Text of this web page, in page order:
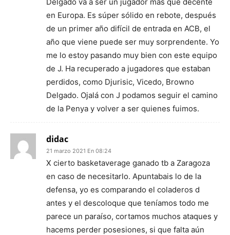
en Europa. Es súper sólido en rebote, después
de un primer año difícil de entrada en ACB, el
año que viene puede ser muy sorprendente. Yo
me lo estoy pasando muy bien con este equipo
de J. Ha recuperado a jugadores que estaban
perdidos, como Djurisic, Vicedo, Browno
Delgado. Ojalá con J podamos seguir el camino
de la Penya y volver a ser quienes fuimos.
didac
21 marzo 2021 En 08:24
X cierto basketaverage ganado tb a Zaragoza
en caso de necesitarlo. Apuntabais lo de la
defensa, yo es comparando el coladeros d
antes y el descoloque que teníamos todo me
parece un paraíso, cortamos muchos ataques y
hacems perder posesiones, si que falta aún